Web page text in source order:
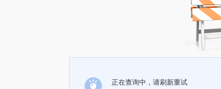
正在查询中，请刷新重试